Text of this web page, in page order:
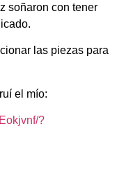
soñaron con tener
las piezas para
el mío:
?